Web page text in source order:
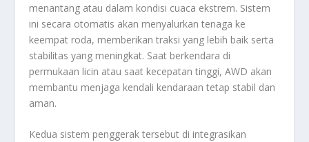
menantang atau dalam kondisi cuaca ekstrem. Sistem
ini secara otomatis akan menyalurkan tenaga ke
keempat roda, memberikan traksi yang lebih baik serta
stabilitas yang meningkat. Saat berkendara di
permukaan licin atau saat kecepatan tinggi, AWD akan
membantu menjaga kendali kendaraan tetap stabil dan
aman.
Kedua sistem penggerak tersebut di integrasikan